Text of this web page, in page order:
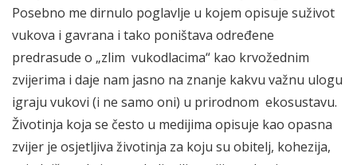
Posebno me dirnulo poglavlje u kojem opisuje suživot
vukova i gavrana i tako poništava određene
predrasude o „zlim vukodlacima“ kao krvožednim
zvijerima i daje nam jasno na znanje kakvu važnu ulogu
igraju vukovi (i ne samo oni) u prirodnom ekosustavu.
Životinja koja se često u medijima opisuje kao opasna
zvijer je osjetljiva životinja za koju su obitelj, kohezija,